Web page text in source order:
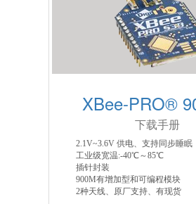
XBee-PRO®
下载手册
2.1V~3.6V 供电、支持同步睡眠
工业级宽温:-40℃～85℃
插针封装
900M有增加型和可编程模块
2种天线、原厂支持、有现货